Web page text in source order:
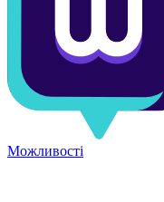
Можливості